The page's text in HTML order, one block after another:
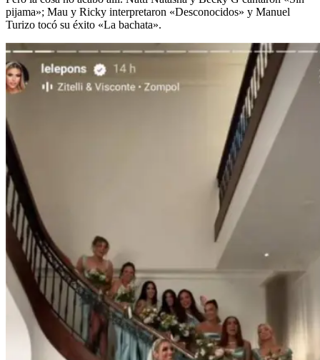
pijama»; Mau y Ricky interpretaron «Desconocidos» y Manuel
Turizo tocó su éxito «La bachata».